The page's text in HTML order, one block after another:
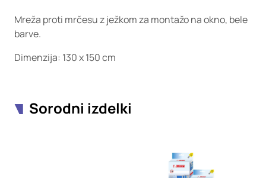
Mreža proti mrčesu z ježkom za montažo na okno, bele
barve.
Dimenzija: 130 x 150 cm
Sorodni izdelki